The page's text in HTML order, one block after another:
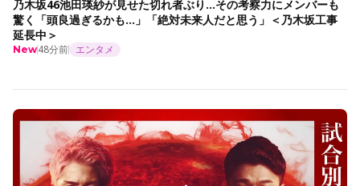
乃木坂46池田瑛紗が見せた切れ者ぶり…その考察力にメンバーも
驚く「頭良過ぎるかも…」「絶対未来人だと思う」＜乃木坂工事
延長中＞
New48分前 エンタメ